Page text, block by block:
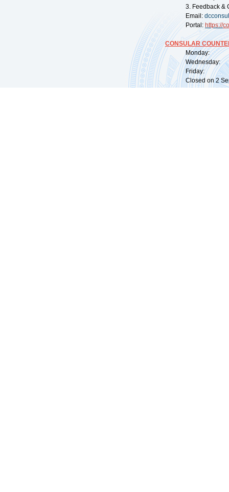
3. Feedback &
Email:
Portal: https://
CONSULAR
Monday:
Wednesday:
Friday:
Closed on 2